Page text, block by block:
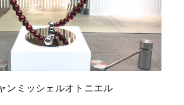
ンミッシェルオトニエル